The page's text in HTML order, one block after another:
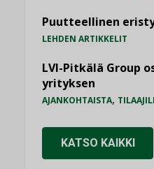
Puutteellinen
LEHDEN ARTIKKELIT
LVI-Pitkälä Group
yrityksen
AJANKOHTAISTA,
KATSO KAIKKI